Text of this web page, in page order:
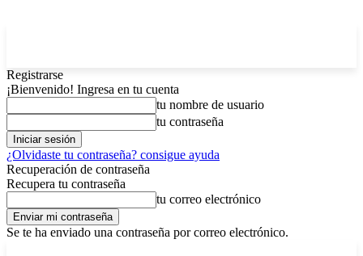
Registrarse
¡Bienvenido! Ingresa en tu cuenta
tu nombre de usuario
tu contraseña
¿Olvidaste tu contraseña? consigue ayuda
Recuperación de contraseña
Recupera tu contraseña
tu correo electrónico
Se te ha enviado una contraseña por correo electrónico.